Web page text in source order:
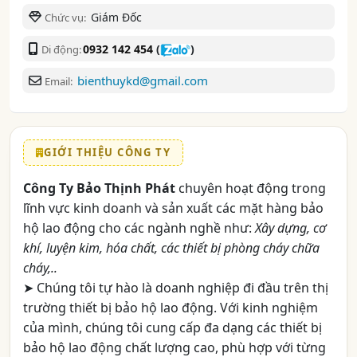
Chức vụ: Giám Đốc
Di động:0932 142 454 ( )
Email: bienthuykd@gmail.com
GIỚI THIỆU CÔNG TY
Công Ty Bảo Thịnh Phát chuyên hoạt động trong
lĩnh vực kinh doanh và sản xuất các mặt hàng bảo
hộ lao động cho các ngành nghề như:Xây dựng, cơ
khí, luyện kim, hóa chất, các thiết bị phòng cháy chữa
cháy,..
➤ Chúng tôi tự hào là doanh nghiệp đi đầu trên thị
trường thiết bị bảo hộ lao động. Với kinh nghiệm
của mình, chúng tôi cung cấp đa dạng các thiết bị
bảo hộ lao động chất lượng cao, phù hợp với từng